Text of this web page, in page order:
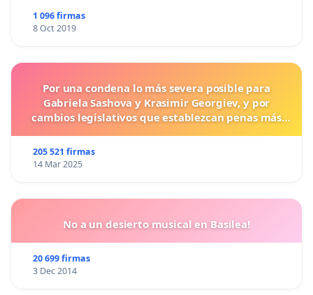
1 096 firmas
8 Oct 2019
Por una condena lo más severa posible para
Gabriela Sashova y Krasimir Georgiev, y por
cambios legislativos que establezcan penas más
205 521 firmas
14 Mar 2025
No a un desierto musical en Basilea!
20 699 firmas
3 Dec 2014